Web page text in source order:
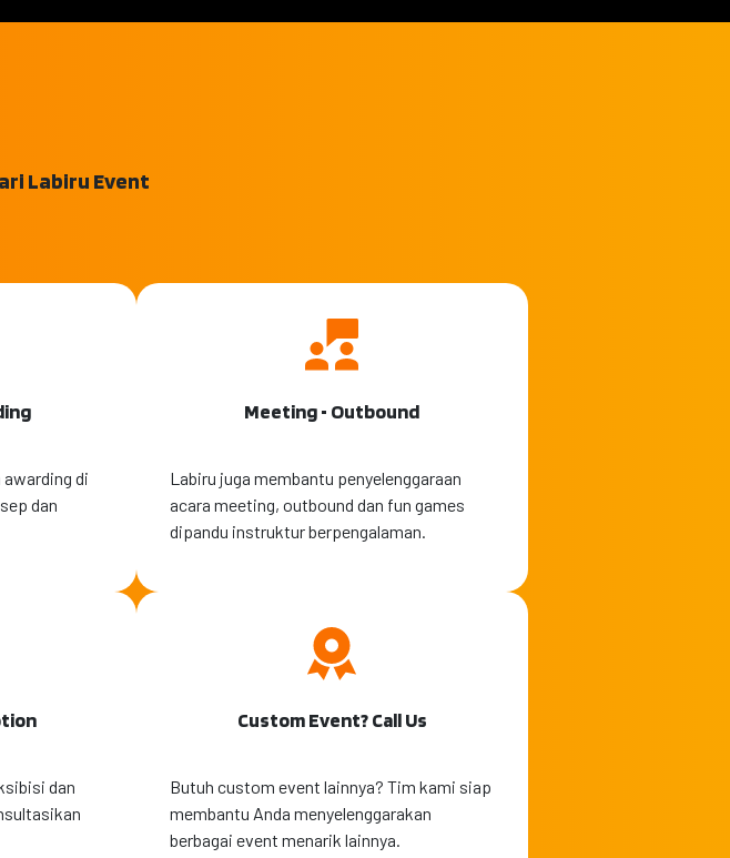
Labiru Event
di
dan
Meeting • Outbound
Labiru juga membantu penyelenggaraan
acara meeting, outbound dan fun games
dipandu instruktur berpengalaman.
dan
Custom Event? Call Us
Butuh custom event lainnya? Tim kami siap
membantu Anda menyelenggarakan
berbagai event menarik lainnya.